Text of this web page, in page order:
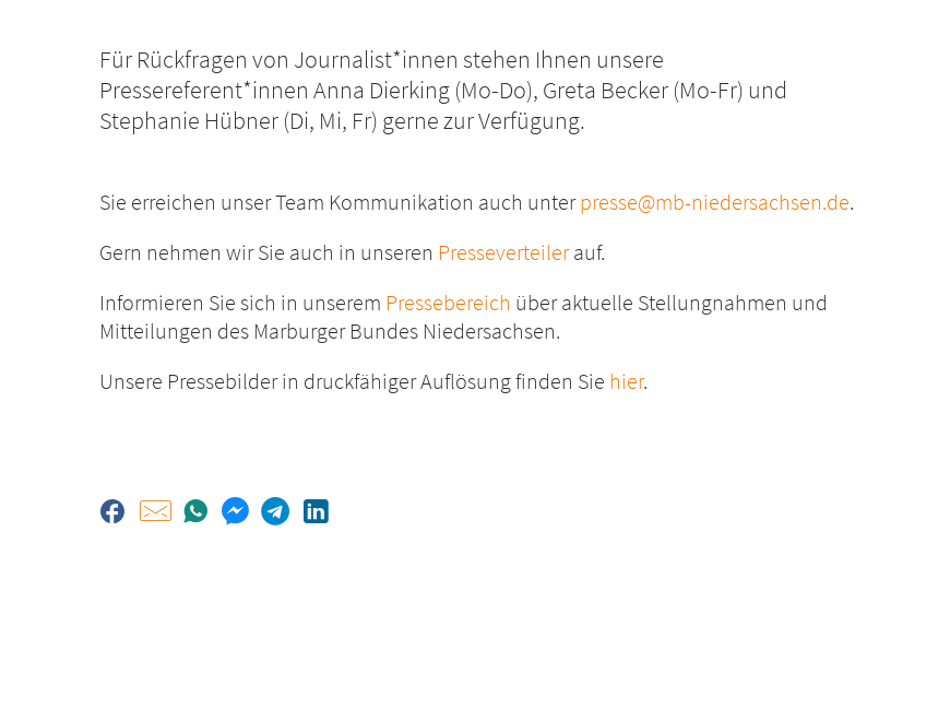
Für Rückfragen von Journalist*innen stehen Ihnen unsere
Pressereferent*innen Anna Dierking (Mo-Do), Greta Becker (Mo-Fr) und
Stephanie Hübner (Di, Mi, Fr) gerne zur Verfügung.
Sie erreichen unser Team Kommunikation auch unterpresse@mb-niedersachsen.de.
Gern nehmen wir Sie auch in unseren Presseverteilerauf.
Informieren Sie sich in unserem Pressebereich über aktuelle Stellungnahmen und
Mitteilungen des Marburger Bundes Niedersachsen.
Unsere Pressebilder in druckfähiger Auflösung finden Sie hier.